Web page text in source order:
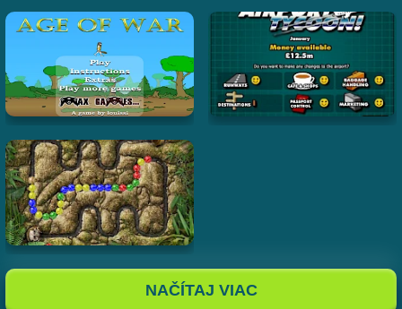
NAČÍTAJ VIAC